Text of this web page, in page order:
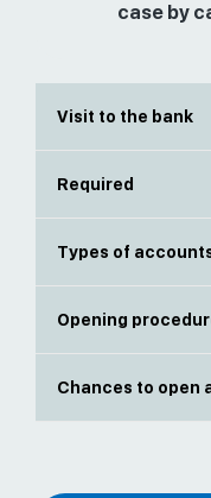
case by
Visit to the bank
Required
Types of
Opening
Chances to open